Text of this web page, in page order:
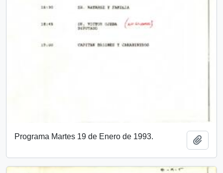
Programa Martes 19 de Enero de 1993.